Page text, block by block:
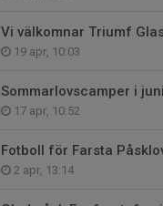
Vi välkomnar Triumf
19 apr, 10:03
Sommarlovscamper i
17 apr, 10:52
Fotboll för Farsta
2 apr, 13:14